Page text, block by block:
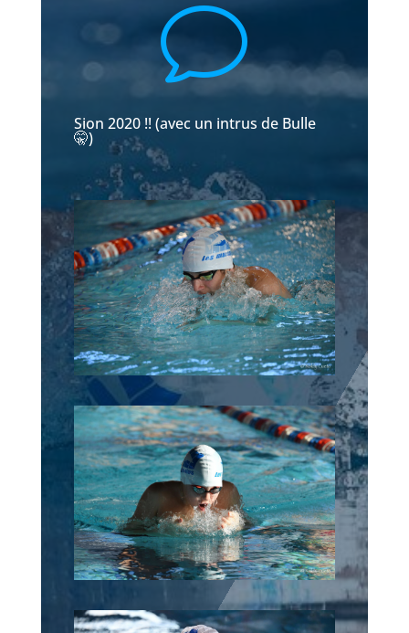
v
Sion 2020 !! (avec un intrus de Bulle
🤫)